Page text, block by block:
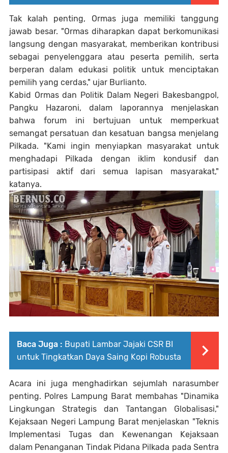
Tak kalah penting, Ormas juga memiliki tanggung
jawab besar. "Ormas diharapkan dapat berkomunikasi
langsung dengan masyarakat, memberikan kontribusi
sebagai penyelenggara atau peserta pemilih, serta
berperan dalam edukasi politik untuk menciptakan
pemilih yang cerdas," ujar Burlianto.
Kabid Ormas dan Politik Dalam Negeri Bakesbangpol,
Pangku Hazaroni, dalam laporannya menjelaskan
bahwa forum ini bertujuan untuk memperkuat
semangat persatuan dan kesatuan bangsa menjelang
Pilkada. "Kami ingin menyiapkan masyarakat untuk
menghadapi Pilkada dengan iklim kondusif dan
partisipasi aktif dari semua lapisan masyarakat,"
katanya.
Baca Juga : Bupati Lambar Jajaki CSR BI
untuk Tingkatkan Daya Saing Kopi Robusta
Acara ini juga menghadirkan sejumlah narasumber
penting. Polres Lampung Barat membahas "Dinamika
Lingkungan Strategis dan Tantangan Globalisasi,"
Kejaksaan Negeri Lampung Barat menjelaskan "Teknis
Implementasi Tugas dan Kewenangan Kejaksaan
dalam Penanganan Tindak Pidana Pilkada pada Sentra